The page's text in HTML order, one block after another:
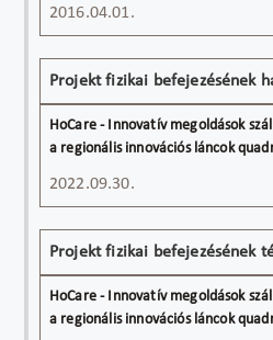
2016.04.01.
Projekt fizikai befejezésének
2022.09.30.
Projekt fizikai befejezésének